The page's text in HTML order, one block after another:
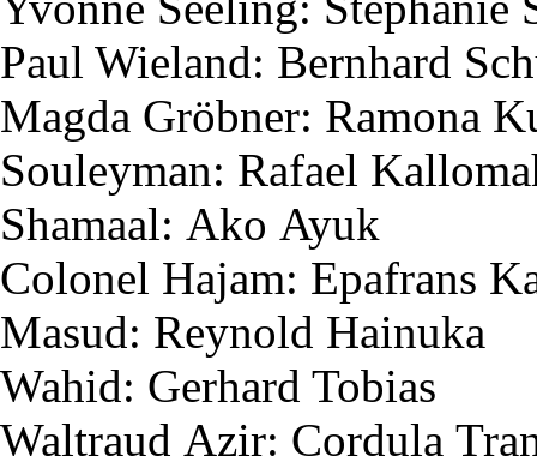
Paul Wieland: Bernhard
Magda Gröbner: Ramona
Souleyman: Rafael
Shamaal: Ako Ayuk
Colonel Hajam: Epafrans
Masud: Reynold Hainuka
Wahid: Gerhard Tobias
Waltraud Azir: Cordula